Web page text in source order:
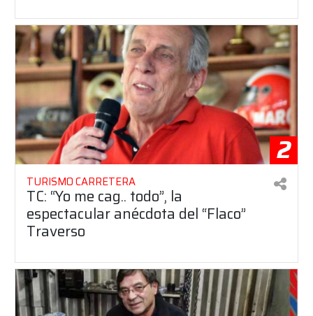
2
TURISMO CARRETERA
TC: “Yo me cag.. todo”, la
espectacular anécdota del “Flaco”
Traverso